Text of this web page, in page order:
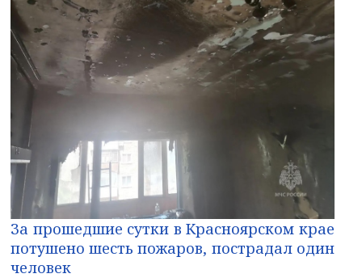
За прошедшие сутки в Красноярском крае
потушено шесть пожаров, пострадал один
человек